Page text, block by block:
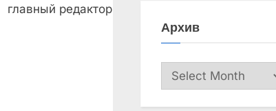
главный редактор
Архив
Архив